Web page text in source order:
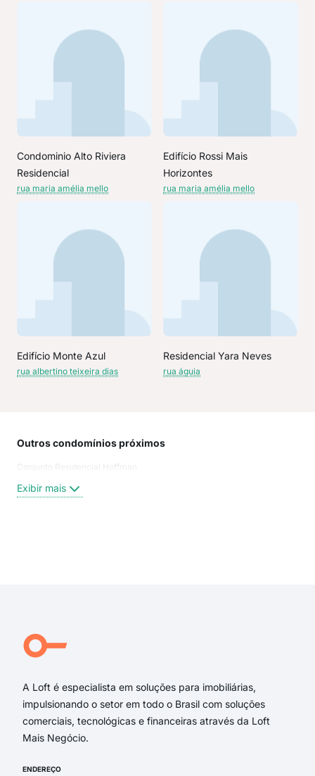
Condominio Alto Riviera
Residencial
rua maria amélia mello
Edifício Rossi Mais
Horizontes
rua maria amélia mello
Edifício Monte Azul
rua albertino teixeira dias
Residencial Yara Neves
rua águia
Outros condomínios próximos
Conjunto Residencial Hoffman
Exibir mais
A Loft é especialista em soluções para imobiliárias,
impulsionando o setor em todo o Brasil com soluções
comerciais, tecnológicas e financeiras através da Loft
Mais Negócio.
ENDEREÇO